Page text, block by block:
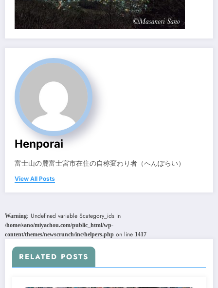
Henporai
富士山の麓富士宮市在住の自称変わり者（へんぽらい）
View All Posts
Warning: Undefined variable $category_ids in
/home/sano/miyachou.com/public_html/wp-
content/themes/newscrunch/inc/helpers.php on line 1417
RELATED POSTS